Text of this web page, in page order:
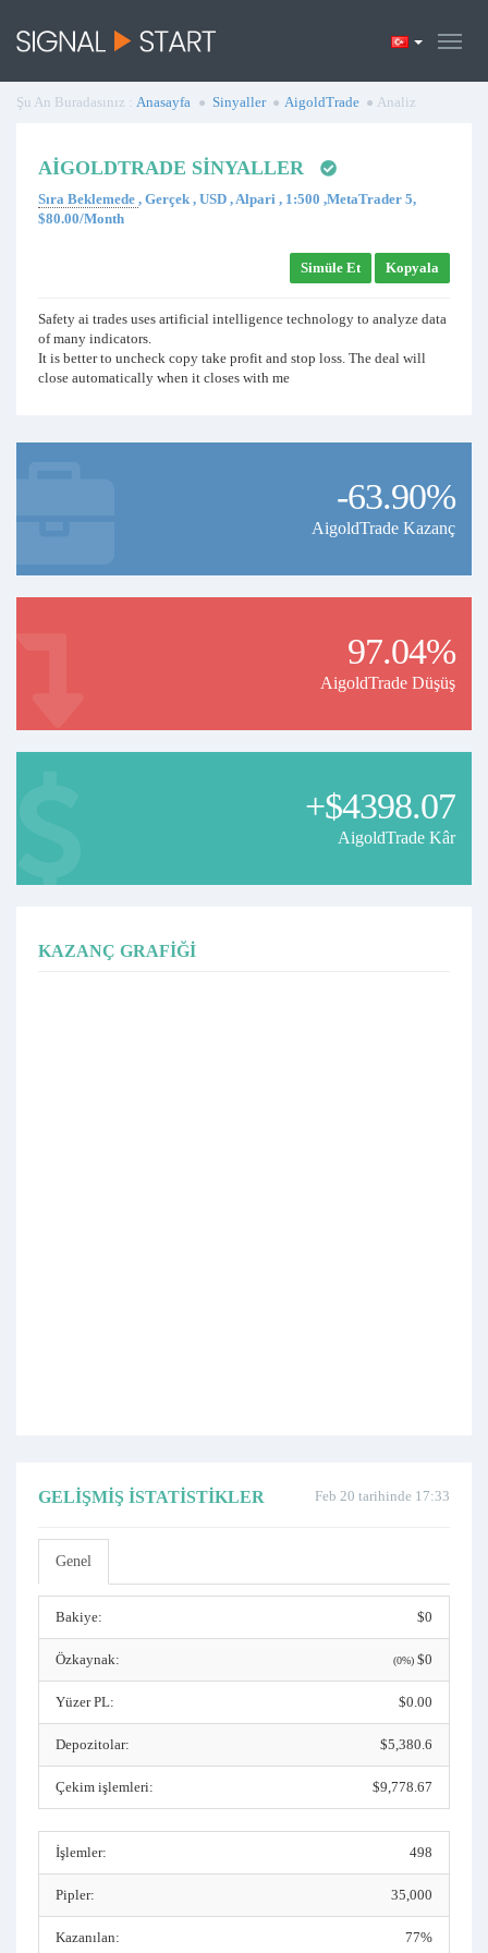
Şu An Buradasınız : Anasayfa Sinyaller AigoldTrade Analiz
AIGOLDTRADE SINYALLER
Sıra Beklemede , Gerçek , USD , Alpari , 1:500 ,MetaTrader 5,
$80.00/Month
Simüle Et Kopyala
Safety ai trades uses artificial intelligence technology to analyze data
of many indicators.
It is better to uncheck copy take profit and stop loss. The deal will
close automatically when it closes with me
-63.90%
AigoldTrade Kazanç
97.04%
AigoldTrade Düşüş
+$4398.07
AigoldTrade Kâr
KAZANÇ GRAFIĞI
Feb 20 tarihinde 17:33
GELIŞMIŞ İSTATISTIKLER
Genel
Bakiye: $0
Özkaynak: (0%) $0
Yüzer PL: $0.00
Depozitolar: $5,380.6
Çekim işlemleri: $9,778.67
İşlemler: 498
Pipler: 35,000
Kazanılan: 77%